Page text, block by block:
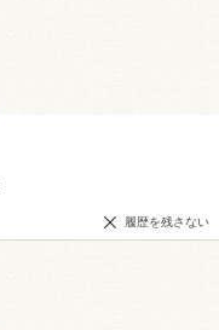
履歴を残さない